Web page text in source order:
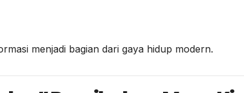
menjadi bagian dari gaya hidup modern.